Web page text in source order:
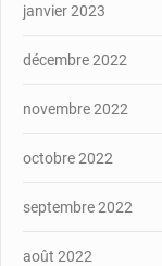
janvier 2023
décembre 2022
novembre 2022
octobre 2022
septembre 2022
août 2022